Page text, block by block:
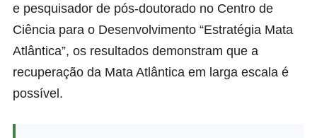
e pesquisador de pós-doutorado no Centro de
Ciência para o Desenvolvimento “Estratégia Mata
Atlântica”, os resultados demonstram que a
recuperação da Mata Atlântica em larga escala é
possível.